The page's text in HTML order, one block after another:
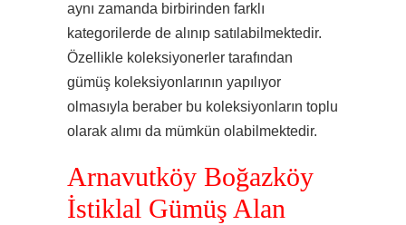
aynı zamanda birbirinden farklı
kategorilerde de alınıp satılabilmektedir.
Özellikle koleksiyonerler tarafından
gümüş koleksiyonlarının yapılıyor
olmasıyla beraber bu koleksiyonların toplu
olarak alımı da mümkün olabilmektedir.
Arnavutköy Boğazköy
İstiklal Gümüş Alan